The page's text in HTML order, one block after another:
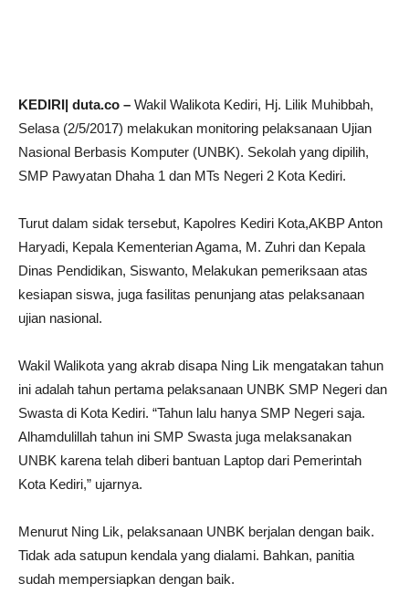
KEDIRI| duta.co – Wakil Walikota Kediri, Hj. Lilik Muhibbah,
Selasa (2/5/2017) melakukan monitoring pelaksanaan Ujian
Nasional Berbasis Komputer (UNBK). Sekolah yang dipilih,
SMP Pawyatan Dhaha 1 dan MTs Negeri 2 Kota Kediri.
Turut dalam sidak tersebut, Kapolres Kediri Kota,AKBP Anton
Haryadi, Kepala Kementerian Agama, M. Zuhri dan Kepala
Dinas Pendidikan, Siswanto, Melakukan pemeriksaan atas
kesiapan siswa, juga fasilitas penunjang atas pelaksanaan
ujian nasional.
Wakil Walikota yang akrab disapa Ning Lik mengatakan tahun
ini adalah tahun pertama pelaksanaan UNBK SMP Negeri dan
Swasta di Kota Kediri. “Tahun lalu hanya SMP Negeri saja.
Alhamdulillah tahun ini SMP Swasta juga melaksanakan
UNBK karena telah diberi bantuan Laptop dari Pemerintah
Kota Kediri,” ujarnya.
Menurut Ning Lik, pelaksanaan UNBK berjalan dengan baik.
Tidak ada satupun kendala yang dialami. Bahkan, panitia
sudah mempersiapkan dengan baik.